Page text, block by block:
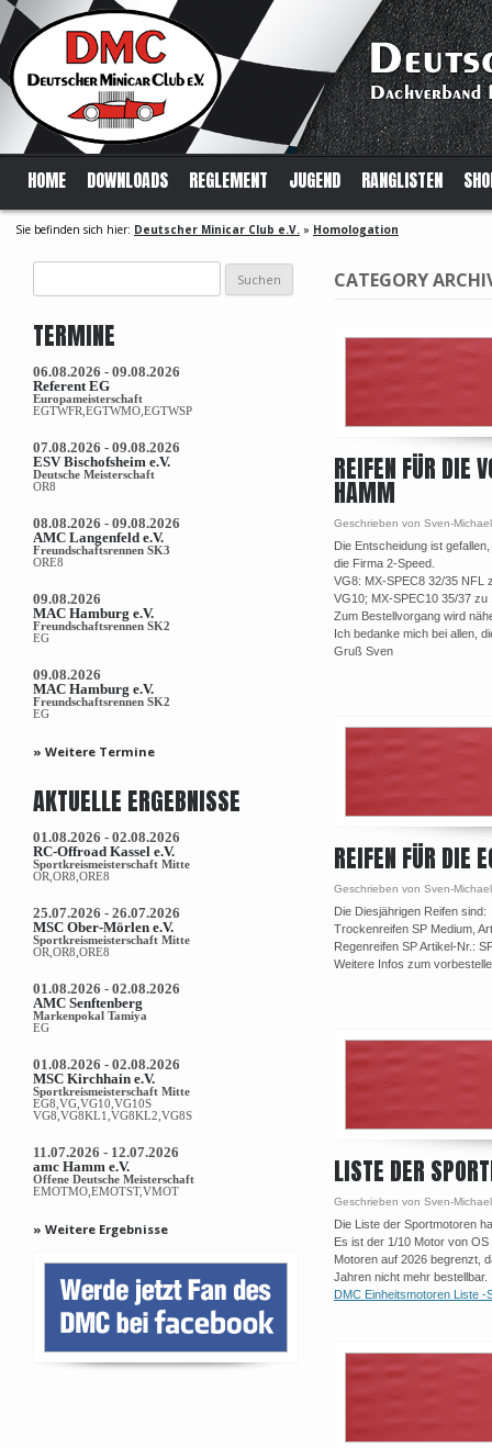
HOME DOWNLOADS REGLEMENT JUGEND RANGLISTEN
Sie befinden sich hier: Deutscher Minicar Club e.V. » Homologation
CATEGORY
REIFEN FÜR DIE
HAMM
Geschrieben von Sven-
Die Entscheidung ist
die Firma 2-Speed.
VG8: MX-SPEC8 32/35 NFL
VG10; MX-SPEC10 35/37 zu
Zum Bestellvorgang wird
Ich bedanke mich bei allen,
Gruß Sven
REIFEN FÜR DIE
Geschrieben von Sven-
Die Diesjährigen Reifen sind:
Trockenreifen SP Medium,
Regenreifen SP Artikel-Nr.:
Weitere Infos zum
LISTE DER
Geschrieben von Sven-
Die Liste der Sportmotoren
Es ist der 1/10 Motor von
Motoren auf 2026 begrenzt,
Jahren nicht mehr bestellbar.
DMC Einheitsmotoren Liste -
nach:
TERMINE
06.08.2026 - 09.08.2026
Referent EG
Europameisterschaft
EGTWFR,EGTWMO,EGTWSP
07.08.2026 - 09.08.2026
ESV Bischofsheim e.V.
Deutsche Meisterschaft
OR8
08.08.2026 - 09.08.2026
AMC Langenfeld e.V.
Freundschaftsrennen SK3
ORE8
09.08.2026
MAC Hamburg e.V.
Freundschaftsrennen SK2
EG
09.08.2026
MAC Hamburg e.V.
Freundschaftsrennen SK2
EG
» Weitere Termine
AKTUELLE ERGEBNISSE
01.08.2026 - 02.08.2026
RC-Offroad Kassel e.V.
Sportkreismeisterschaft Mitte
OR,OR8,ORE8
25.07.2026 - 26.07.2026
MSC Ober-Mörlen e.V.
Sportkreismeisterschaft Mitte
OR,OR8,ORE8
01.08.2026 - 02.08.2026
AMC Senftenberg
Markenpokal Tamiya
EG
01.08.2026 - 02.08.2026
MSC Kirchhain e.V.
Sportkreismeisterschaft Mitte
EG8,VG,VG10,VG10S
VG8,VG8KL1,VG8KL2,VG8S
11.07.2026 - 12.07.2026
amc Hamm e.V.
Offene Deutsche Meisterschaft
EMOTMO,EMOTST,VMOT
» Weitere Ergebnisse